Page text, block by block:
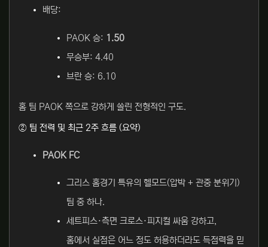
배당:
PAOK 승: 1.50
무승부: 4.40
브란 승: 6.10
홈 팀 PAOK 쪽으로 강하게 쏠린 전형적인 구도.
② 팀 전력 및 최근 2주 흐름 (요약)
PAOK FC
그리스 홈경기 특유의 헬모드(압박 + 관중 분위기)
팀 중 하나.
세트피스·측면 크로스·피지컬 싸움 강하고,
홈에서 실점은 어느 정도 허용하더라도 득점력을 믿